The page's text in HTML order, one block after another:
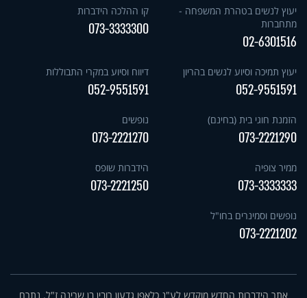
יעוץ לנשים בטהרת המשפחה -
מתחברות
02-6301516
קו ההלכה הידברות
073-3333300
יעוץ תמיכה וסיוע לנשים בהריון
052-9551591
דיווח וסיוע במקרי התבוללות
052-9551591
הזמנת חוגי בית (בחינם)
073-2221290
נופשים
073-2221270
ממיר צופיה
073-3333333
הידברות שופס
073-2221250
נופשים וסמינרים בחו"ל
073-2221202
אתר הידברות החדש מוקדש לע"נ כלאפו גדעון רובין בן שרינה ז"ל. נתרם